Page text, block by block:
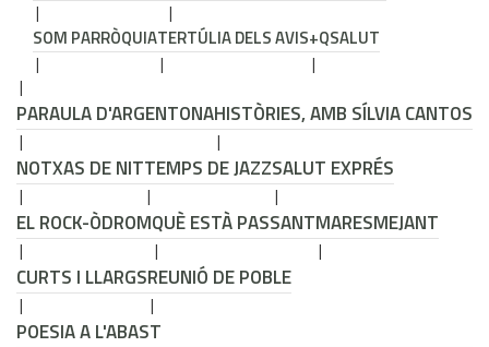
SOM PARRÒQUIATERTÚLIA DELS AVIS+QSALUT
PARAULA D'ARGENTONAHISTÒRIES, AMB SÍLVIA CANTOS
NOTXAS DE NITTEMPS DE JAZZSALUT EXPRÉS
EL ROCK-ÒDROMQUÈ ESTÀ PASSANTMARESMEJANT
CURTS I LLARGSREUNIÓ DE POBLE
POESIA A L'ABAST